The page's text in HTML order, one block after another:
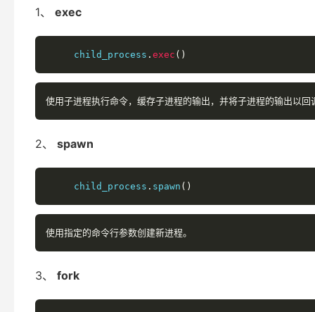
1、 exec
     child_process
. exec ()
使用子进程执行命令，缓存子进程的输出，并将子进程的输出以回
2、 spawn
     child_process
. spawn ()
使用指定的命令行参数创建新进程。
3、 fork